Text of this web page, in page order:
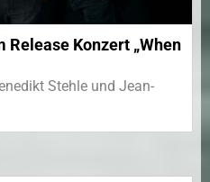
Konzert „When
Stehle und Jean-